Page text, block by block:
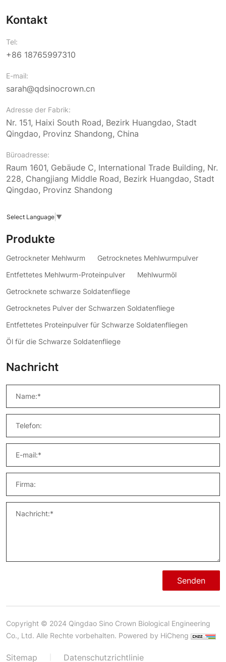
Kontakt
Tel:
+86 18765997310
E-mail:
sarah@qdsinocrown.cn
Adresse der Fabrik:
Nr. 151, Haixi South Road, Bezirk Huangdao, Stadt
Qingdao, Provinz Shandong, China
Büroadresse:
Raum 1601, Gebäude C, International Trade Building, Nr.
228, Changjiang Middle Road, Bezirk Huangdao, Stadt
Qingdao, Provinz Shandong
Select Language ▼
Produkte
Getrockneter Mehlwurm
Getrocknetes Mehlwurmpulver
Entfettetes Mehlwurm-Proteinpulver
Mehlwurmöl
Getrocknete schwarze Soldatenfliege
Getrocknetes Pulver der Schwarzen Soldatenfliege
Entfettetes Proteinpulver für Schwarze Soldatenfliegen
Öl für die Schwarze Soldatenfliege
Nachricht
Senden
Copyright © 2024 Qingdao Sino Crown Biological Engineering
Co., Ltd. Alle Rechte vorbehalten. Powered by HiCheng
Sitemap Datenschutzrichtlinie